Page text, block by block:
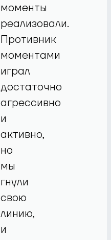
моменты
реализовали.
Противник
моментами
играл
достаточно
агрессивно
и
активно,
но
мы
гнули
свою
линию,
и